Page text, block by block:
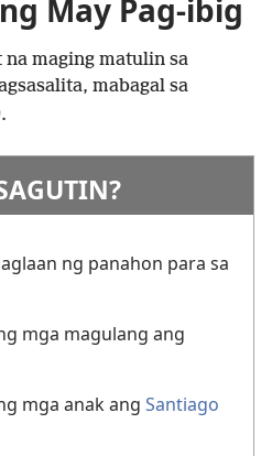
May Pag-ibig
na maging matulin sa
mabagal sa
.
ng panahon para sa
mga magulang ang
mga anak ang Santiago